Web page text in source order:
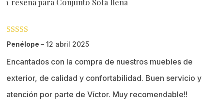
1 reseña para Conjunto Sofá Ilena
Valorado con
5 de 5
Penélope– 12 abril 2025
Encantados con la compra de nuestros muebles de
exterior, de calidad y confortabilidad. Buen servicio y
atención por parte de Víctor. Muy recomendable!!